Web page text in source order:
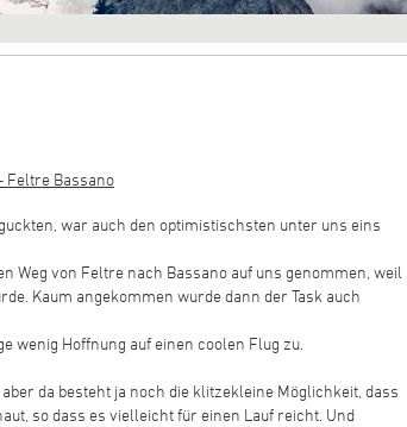
Feltre Bassano
war auch den optimistischsten unter uns eins
Weg von Feltre nach Bassano auf uns genommen, weil
Kaum angekommen wurde dann der Task auch
wenig Hoffnung auf einen coolen Flug zu.
da besteht ja noch die klitzekleine Möglichkeit, dass
so dass es vielleicht für einen Lauf reicht. Und